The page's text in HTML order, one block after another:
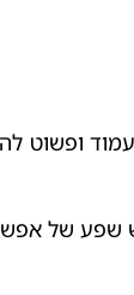
ופשוט
שפע של